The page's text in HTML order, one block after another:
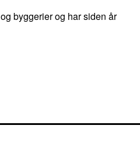
byggerier og har siden år